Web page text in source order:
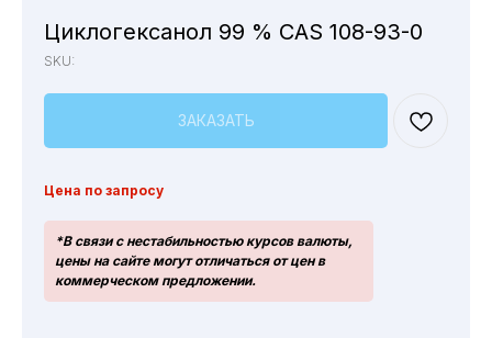
Циклогексанол 99 % CAS 108-93-0
SKU:
ЗАКАЗАТЬ
Цена по запросу
*В связи с нестабильностью курсов валюты,
цены на сайте могут отличаться от цен в
коммерческом предложении.